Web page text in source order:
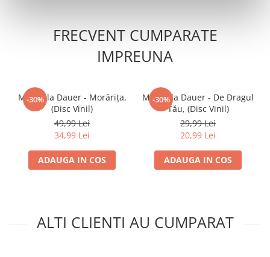
FRECVENT CUMPARATE
IMPREUNA
-30%
Mirabela Dauer - Morărița,
(Disc Vinil)
49,99 Lei
34,99 Lei
ADAUGA IN COS
-30%
Mirabela Dauer - De Dragul
Tău, (Disc Vinil)
29,99 Lei
20,99 Lei
ADAUGA IN COS
ALTI CLIENTI AU CUMPARAT